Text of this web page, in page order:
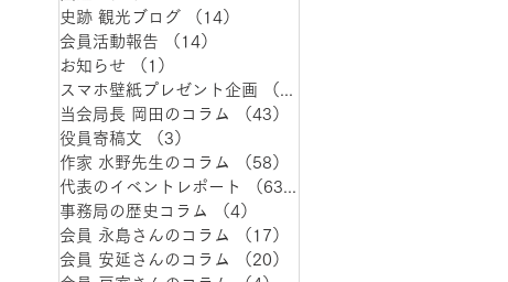
史跡 観光ブログ
（14）
会員活動報告
（14）
お知らせ
（1）
スマホ壁紙プレゼント企画
（1）
当会局長 岡田のコラム
（43）
役員寄稿文
（3）
作家 水野先生のコラム
（58）
代表のイベントレポート
（63）
事務局の歴史コラム
（4）
会員 永島さんのコラム
（17）
会員 安延さんのコラム
（20）